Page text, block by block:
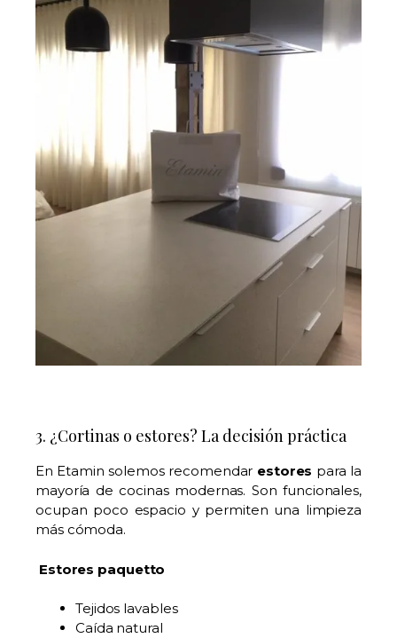
3. ¿Cortinas o estores? La decisión práctica
En Etamin solemos recomendar estores para la
mayoría de cocinas modernas. Son funcionales,
ocupan poco espacio y permiten una limpieza
más cómoda.
Estores paquetto
Tejidos lavables
Caída natural